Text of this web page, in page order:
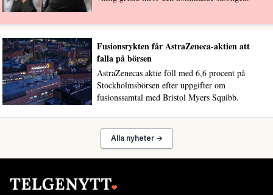
Fusionsrykten får AstraZeneca-aktien att
falla på börsen
AstraZenecas aktie föll med 6,6 procent på
Stockholmsbörsen efter uppgifter om
fusionssamtal med Bristol Myers Squibb.
Alla nyheter →